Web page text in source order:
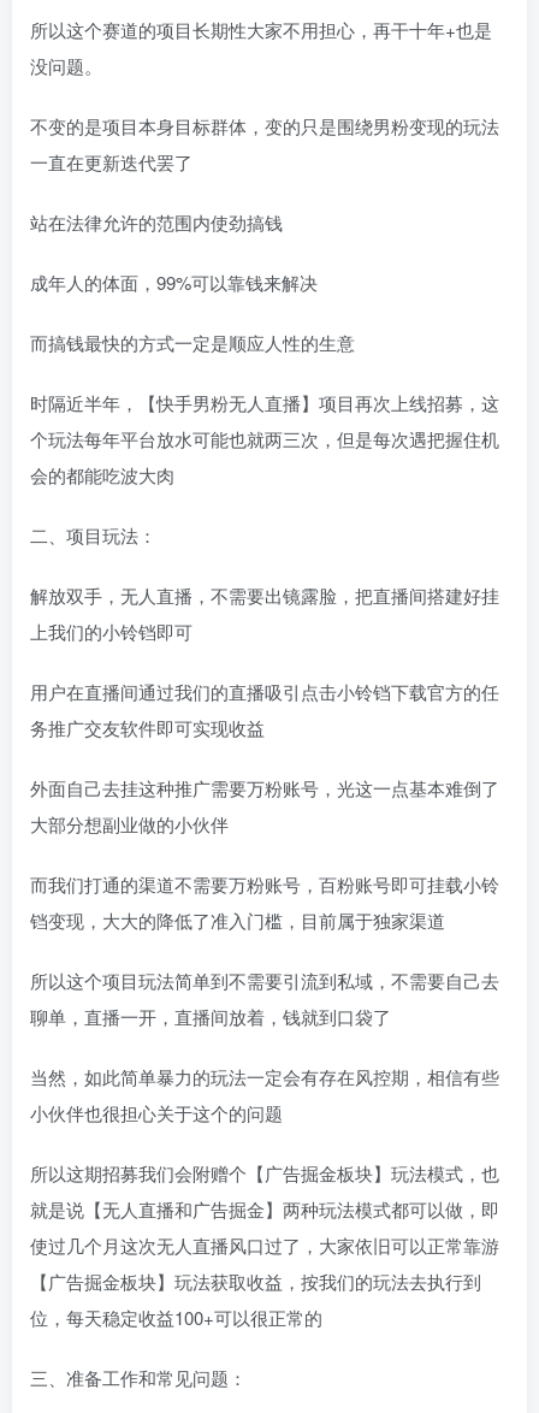
所以这个赛道的项目长期性大家不用担心，再干十年+也是
没问题。
不变的是项目本身目标群体，变的只是围绕男粉变现的玩法
一直在更新迭代罢了
站在法律允许的范围内使劲搞钱
成年人的体面，99%可以靠钱来解决
而搞钱最快的方式一定是顺应人性的生意
时隔近半年，【快手男粉无人直播】项目再次上线招募，这
个玩法每年平台放水可能也就两三次，但是每次遇把握住机
会的都能吃波大肉
二、项目玩法：
解放双手，无人直播，不需要出镜露脸，把直播间搭建好挂
上我们的小铃铛即可
用户在直播间通过我们的直播吸引点击小铃铛下载官方的任
务推广交友软件即可实现收益
外面自己去挂这种推广需要万粉账号，光这一点基本难倒了
大部分想副业做的小伙伴
而我们打通的渠道不需要万粉账号，百粉账号即可挂载小铃
铛变现，大大的降低了准入门槛，目前属于独家渠道
所以这个项目玩法简单到不需要引流到私域，不需要自己去
聊单，直播一开，直播间放着，钱就到口袋了
当然，如此简单暴力的玩法一定会有存在风控期，相信有些
小伙伴也很担心关于这个的问题
所以这期招募我们会附赠个【广告掘金板块】玩法模式，也
就是说【无人直播和广告掘金】两种玩法模式都可以做，即
使过几个月这次无人直播风口过了，大家依旧可以正常靠游
【广告掘金板块】玩法获取收益，按我们的玩法去执行到
位，每天稳定收益100+可以很正常的
三、准备工作和常见问题：